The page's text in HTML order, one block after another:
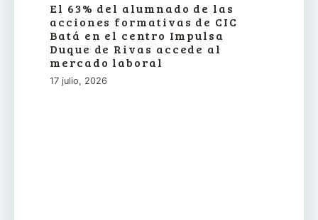
El 63% del alumnado de las
acciones formativas de CIC
Batá en el centro Impulsa
Duque de Rivas accede al
mercado laboral
17 julio, 2026